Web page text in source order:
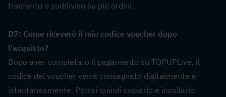
trasferito o suddiviso su più ordini.
D7: Come riceverò il mio codice voucher dopo
l'acquisto?
Dopo aver completato il pagamento su TOPUPLive, il
codice del voucher verrà consegnato digitalmente e
istantaneamente. Potrai quindi copiarlo e incollarlo